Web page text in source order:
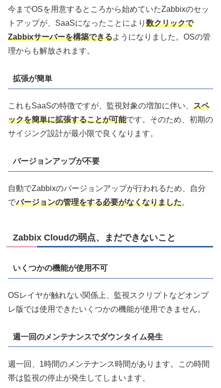
今までOSを用意するところから始めていたZabbixのセッ
トアップが、SaaSになったことにより 数クリックで
Zabbixサーバーを構築できるようになりました。OSの管
理からも解放されます。
拡張が簡単
これもSaaSの特徴ですが、監視対象の増加に伴い、 スペ
ックを簡単に拡張することが可能です。そのため、初期の
サイジング設計が最小限で良くなります。
バージョンアップが不要
自動でZabbixのバージョンアップが行われるため、自分
でバージョンの管理をする必要がなくなりました。
Zabbix Cloudの弱点、まだできないこと
いくつかの機能が使用不可
OSレイヤが触れない関係上、監視スクリプトなどオンプ
レ版では使用できたいくつかの機能が使用できません。
週一回のメンテナンスでダウンタイム発生
週一回、1時間のメンテナンス時間があります。この時間
帯は監視の停止が発生してしまいます。